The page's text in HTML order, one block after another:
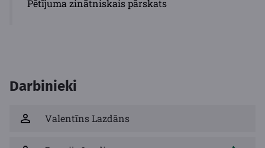
Pētījuma zinātniskais pārskats
Darbinieki
Valentīns Lazdāns